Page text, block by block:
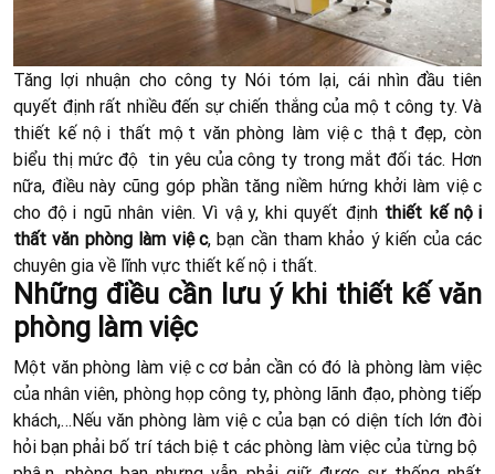
Tăng lợi nhuận cho công ty Nói tóm lại, cái nhìn đầu tiên
quyết định rất nhiều đến sự chiến thắng của một công ty. Và
thiết kế nội thất một văn phòng làm việc thật đẹp, còn
biểu thị mức độ tin yêu của công ty trong mắt đối tác. Hơn
nữa, điều này cũng góp phần tăng niềm hứng khởi làm việc
cho đội ngũ nhân viên. Vì vậy, khi quyết định thiết kế nội
thất văn phòng làm việc, bạn cần tham khảo ý kiến của các
chuyên gia về lĩnh vực thiết kế nội thất.
Những điều cần lưu ý khi thiết kế văn
phòng làm việc
Một văn phòng làm việc cơ bản cần có đó là phòng làm việc
của nhân viên, phòng họp công ty, phòng lãnh đạo, phòng tiếp
khách,…Nếu văn phòng làm việc của bạn có diện tích lớn đòi
hỏi bạn phải bố trí tách biệt các phòng làm việc của từng bộ